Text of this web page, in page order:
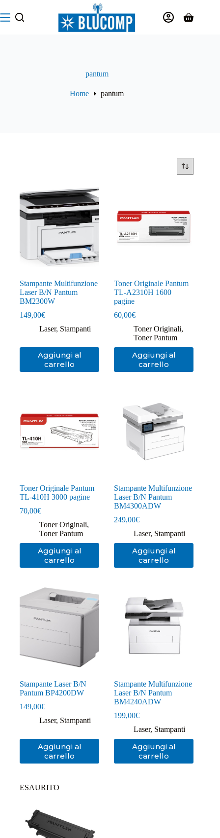
al
contenuto
Carrello
pantum
Home pantum
Stampante Multifunzione
Laser B/N Pantum
BM2300W
149,00€
Laser, Stampanti
Aggiungi al
carrello
Toner Originale Pantum
TL-A2310H 1600
pagine
60,00€
Toner Originali,
Toner Pantum
Aggiungi al
carrello
Toner Originale Pantum
TL-410H 3000 pagine
70,00€
Toner Originali,
Toner Pantum
Aggiungi al
carrello
Stampante Multifunzione
Laser B/N Pantum
BM4300ADW
249,00€
Laser, Stampanti
Aggiungi al
carrello
Stampante Laser B/N
Pantum BP4200DW
149,00€
Laser, Stampanti
Aggiungi al
carrello
Stampante Multifunzione
Laser B/N Pantum
BM4240ADW
199,00€
Laser, Stampanti
Aggiungi al
carrello
ESAURITO